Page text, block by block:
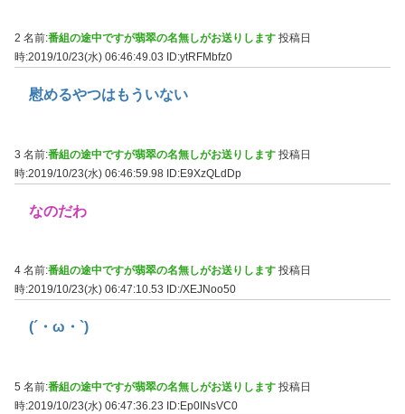
2 名前:番組の途中ですが翡翠の名無しがお送りします 投稿日
時:2019/10/23(水) 06:46:49.03
ID:ytRFMbfz0
慰めるやつはもういない
3 名前:番組の途中ですが翡翠の名無しがお送りします 投稿日
時:2019/10/23(水) 06:46:59.98 ID:E9XzQLdDp
なのだわ
4 名前:番組の途中ですが翡翠の名無しがお送りします 投稿日
時:2019/10/23(水) 06:47:10.53
ID:/XEJNoo50
(´・ω・`)
5 名前:番組の途中ですが翡翠の名無しがお送りします 投稿日
時:2019/10/23(水) 06:47:36.23
ID:Ep0INsVC0